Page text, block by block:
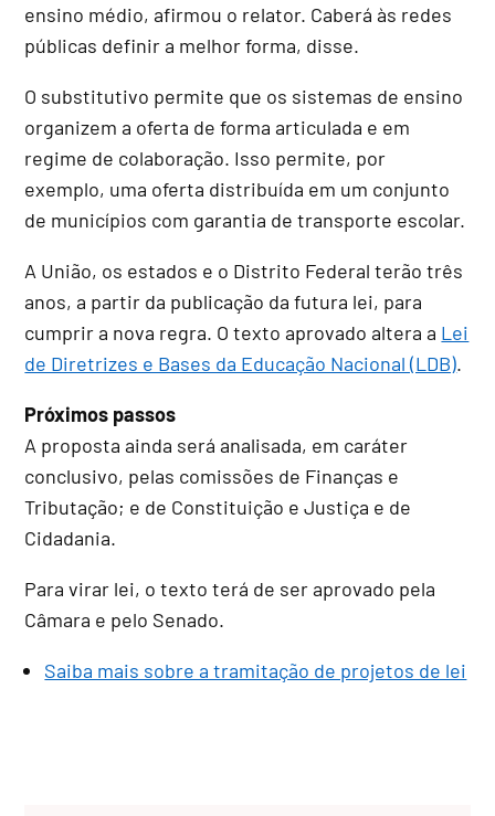
ensino médio, afirmou o relator. Caberá às redes
públicas definir a melhor forma, disse.
O substitutivo permite que os sistemas de ensino
organizem a oferta de forma articulada e em
regime de colaboração. Isso permite, por
exemplo, uma oferta distribuída em um conjunto
de municípios com garantia de transporte escolar.
A União, os estados e o Distrito Federal terão três
anos, a partir da publicação da futura lei, para
cumprir a nova regra. O texto aprovado altera a Lei
de Diretrizes e Bases da Educação Nacional (LDB).
Próximos passos
A proposta ainda será analisada, em caráter
conclusivo, pelas comissões de Finanças e
Tributação; e de Constituição e Justiça e de
Cidadania.
Para virar lei, o texto terá de ser aprovado pela
Câmara e pelo Senado.
Saiba mais sobre a tramitação de projetos de lei